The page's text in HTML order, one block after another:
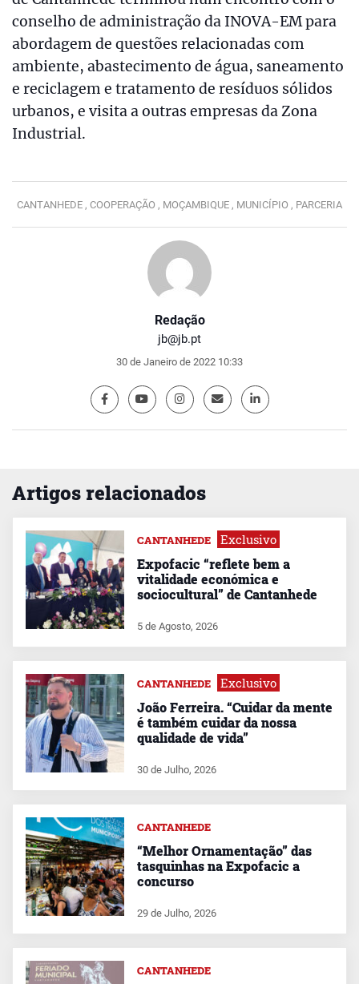
Redação
jb@jb.pt
30 de Janeiro de 2022 10:33
conselho de administração da INOVA-EM para
abordagem de questões relacionadas com
ambiente, abastecimento de água, saneamento
e reciclagem e tratamento de resíduos sólidos
urbanos, e visita a outras empresas da Zona
Industrial.
CANTANHEDE , COOPERAÇÃO , MOÇAMBIQUE , MUNICÍPIO , PARCERIA
Artigos relacionados
CANTANHEDE Exclusivo
Expofacic “reflete bem a
vitalidade económica e
sociocultural” de Cantanhede
5 de Agosto, 2026
CANTANHEDE Exclusivo
João Ferreira. “Cuidar da mente
é também cuidar da nossa
qualidade de vida”
30 de Julho, 2026
CANTANHEDE
“Melhor Ornamentação” das
tasquinhas na Expofacic a
concurso
29 de Julho, 2026
CANTANHEDE